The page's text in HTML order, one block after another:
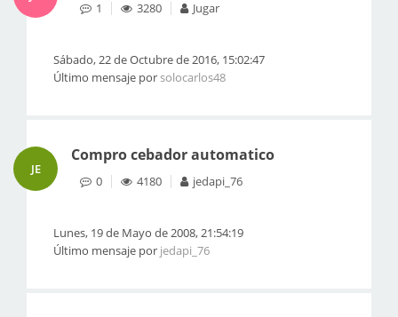
1 3280 Jugar
Sábado, 22 de Octubre de 2016, 15:02:47
Último mensaje porsolocarlos48
JE
Compro cebador automatico
0 4180 jedapi_76
Lunes, 19 de Mayo de 2008, 21:54:19
Último mensaje por jedapi_76